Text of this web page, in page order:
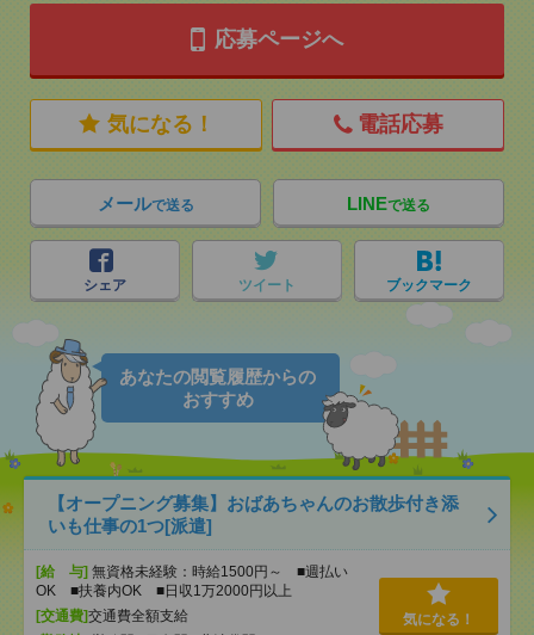
応募ページへ
気になる！ 電話応募
メールで送る LINEで送る
シェア ツイート ブックマーク
あなたの閲覧履歴からの
おすすめ
【オープニング募集】おばあちゃんのお散歩付き添
いも仕事の1つ[派遣]
[給 与] 無資格未経験：時給1500円～ ■週払い
OK ■扶養内OK ■日収1万2000円以上
[交通費]交通費全額支給
気になる！